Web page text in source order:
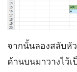
จากนั้นลองสลับหัว
ด้านบนมาวางไว้